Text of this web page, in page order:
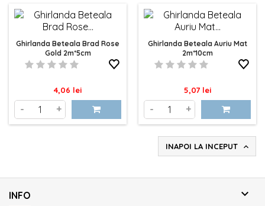
Ghirlanda Beteala Brad Rose
Gold 2m*5cm
Pret
4,06 lei
- +
Ghirlanda Beteala Auriu Mat
2m*10cm
Pret
5,07 lei
- +
INAPOI LA INCEPUT 
INFO 